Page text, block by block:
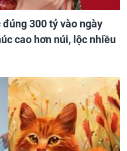
300 tỷ vào ngày
cao hơn núi, lộc nhiều